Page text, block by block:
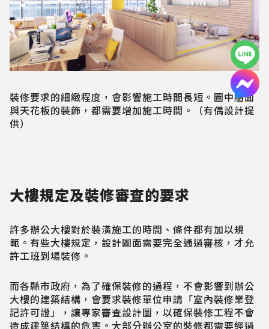
裝修要求的細緻程度，會影響施工時間長短。圖中牆面
與天花板的裝飾，都需要增加施工時間。（有偶設計提
供）
大樓規定及裝修審查的要求
許多辦公大樓對於裝潢施工的時間、條件都有加以規
範。有些大樓規定，設計圖面需要完全通過審核，才允
許工班到場裝修。
而各縣市政府，為了確保裝修的過程，不會影響到辦公
大樓的建築結構，會要求裝修單位申請「室內裝修業登
記許可證」，讓專家審查設計圖，以確保裝修工程不會
造成建築結構的危害。大部分辦公室的裝修都需要經過